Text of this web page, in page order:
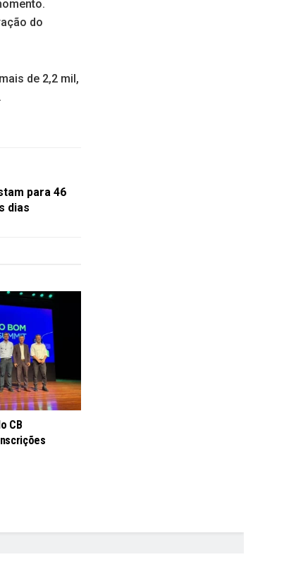
do
de 2,2 mil,
para 46
dias
CB